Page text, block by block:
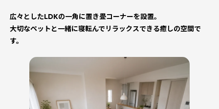
広々としたLDKの一角に置き畳コーナーを設置。
大切なペットと一緒に寝転んでリラックスできる癒しの空間で
す。